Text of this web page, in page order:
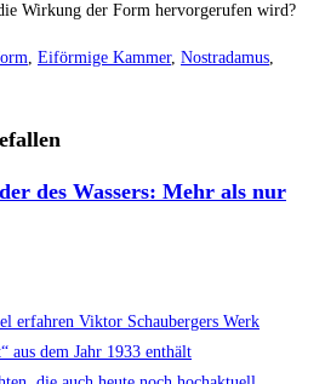
Wirkung der Form hervorgerufen wird?
, Eiförmige Kammer, Nostradamus,
des Wassers: Mehr als nur